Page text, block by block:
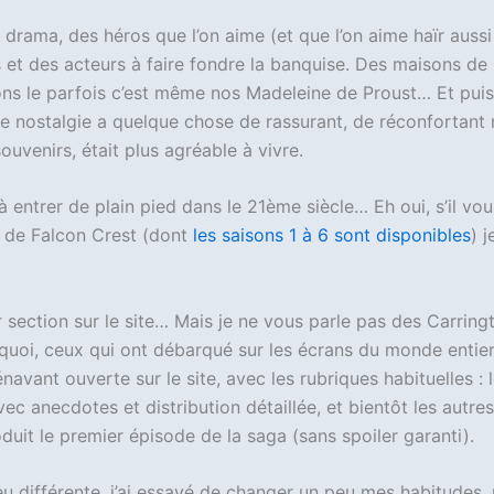
r
t
g
r
des héros que l’on aime (et que l’on aime haïr
des acteurs à faire fondre la banquise. Des maisons
le parfois c’est même nos Madeleine de Proust… Et
a quelque chose de rassurant, de réconfortant
était plus agréable à vivre.
entrer de plain pied dans le 21ème siècle… Eh oui, s’il
Falcon Crest (dont les saisons 1 à 6 sont disponibles)
sur le site… Mais je ne vous parle pas des
ceux qui ont débarqué sur les écrans du monde
ouverte sur le site, avec les rubriques habituelles
anecdotes et distribution détaillée, et bientôt les
le premier épisode de la saga (sans spoiler garanti).